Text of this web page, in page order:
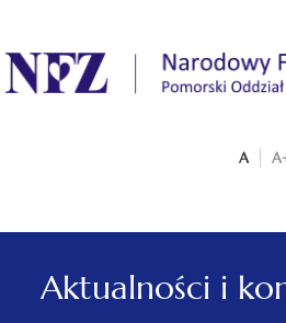
.
A
Aktualności i